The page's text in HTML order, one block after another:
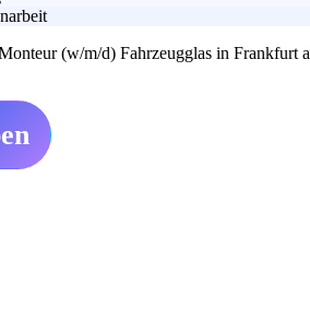
(w/m/d) Fahrzeugglas in Frankfurt